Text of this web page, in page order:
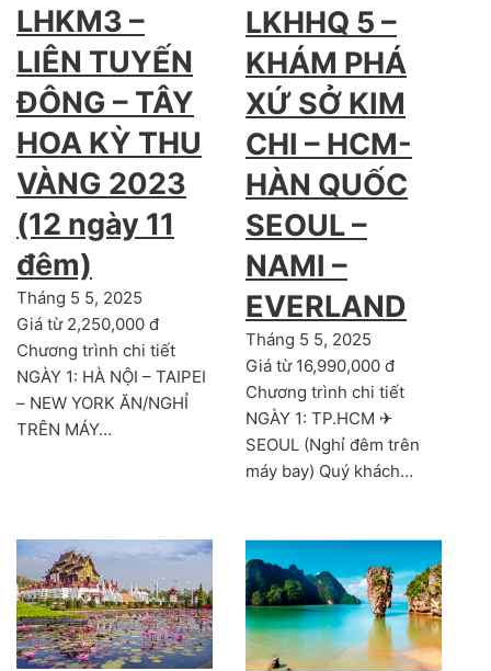
LHKM3 –
LIÊN TUYẾN
ĐÔNG – TÂY
HOA KỲ THU
VÀNG 2023
(12 ngày 11
đêm)
Tháng 5 5, 2025
Giá từ 2,250,000 đ
Chương trình chi tiết
NGÀY 1: HÀ NỘI – TAIPEI
– NEW YORK ĂN/NGHỈ
TRÊN MÁY…
LKHHQ 5 –
KHÁM PHÁ
XỨ SỞ KIM
CHI – HCM-
HÀN QUỐC
SEOUL –
NAMI –
EVERLAND
Tháng 5 5, 2025
Giá từ 16,990,000 đ
Chương trình chi tiết
NGÀY 1: TP.HCM ✈
SEOUL (Nghỉ đêm trên
máy bay) Quý khách…